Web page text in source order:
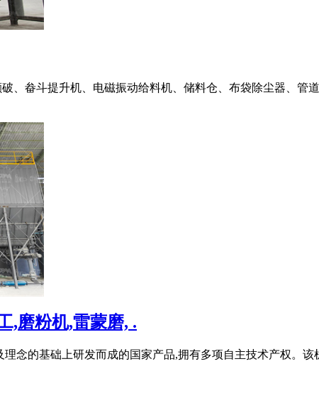
、畚斗提升机、电磁振动给料机、储料仓、布袋除尘器、管
,磨粉机,雷蒙磨, .
念的基础上研发而成的国家产品,拥有多项自主技术产权。